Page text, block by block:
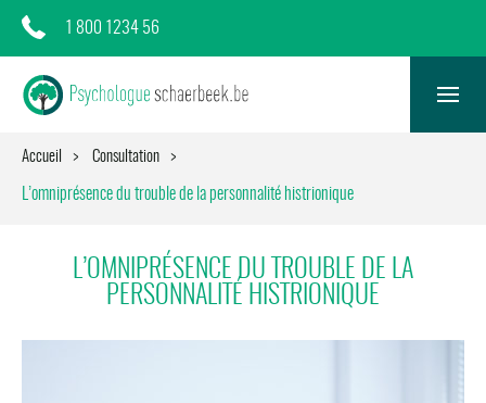
1 800 1234 56
Accueil Consultation
L’omniprésence du trouble de la personnalité histrionique
L’OMNIPRÉSENCE DU TROUBLE DE LA
PERSONNALITÉ HISTRIONIQUE